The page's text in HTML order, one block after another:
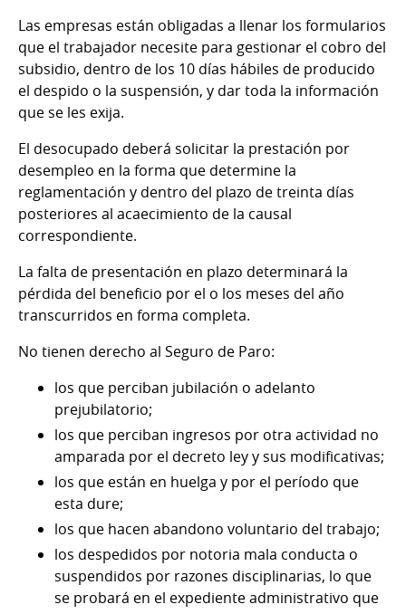
Las empresas están obligadas a llenar los formularios
que el trabajador necesite para gestionar el cobro del
subsidio, dentro de los 10 días hábiles de producido
el despido o la suspensión, y dar toda la información
que se les exija.
El desocupado deberá solicitar la prestación por
desempleo en la forma que determine la
reglamentación y dentro del plazo de treinta días
posteriores al acaecimiento de la causal
correspondiente.
La falta de presentación en plazo determinará la
pérdida del beneficio por el o los meses del año
transcurridos en forma completa.
No tienen derecho al Seguro de Paro:
los que perciban jubilación o adelanto
prejubilatorio;
los que perciban ingresos por otra actividad no
amparada por el decreto ley y sus modificativas;
los que están en huelga y por el período que
esta dure;
los que hacen abandono voluntario del trabajo;
los despedidos por notoria mala conducta o
suspendidos por razones disciplinarias, lo que
se probará en el expediente administrativo que